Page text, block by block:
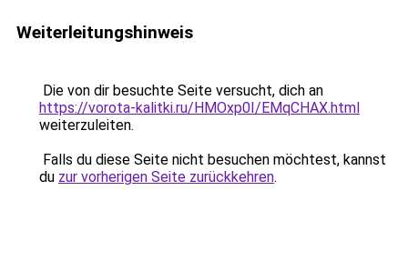
Weiterleitungshinweis
Die von dir besuchte Seite versucht, dich an
https://vorota-kalitki.ru/HMOxp0I/EMqCHAX.html
weiterzuleiten.
Falls du diese Seite nicht besuchen möchtest, kannst
du zur vorherigen Seite zurückkehren.